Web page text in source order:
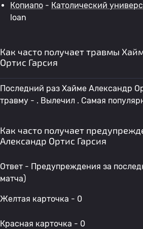
Копиапо - Католический
loan
Как часто получает травмы
Ортис Гарсия
Последний раз Хайме Александр
травму - . Вылечил . Самая
Как часто получает
Александр Ортис Гарсия
Ответ - Предупреждения за
матча)
Желтая карточка - 0
Красная карточка - 0